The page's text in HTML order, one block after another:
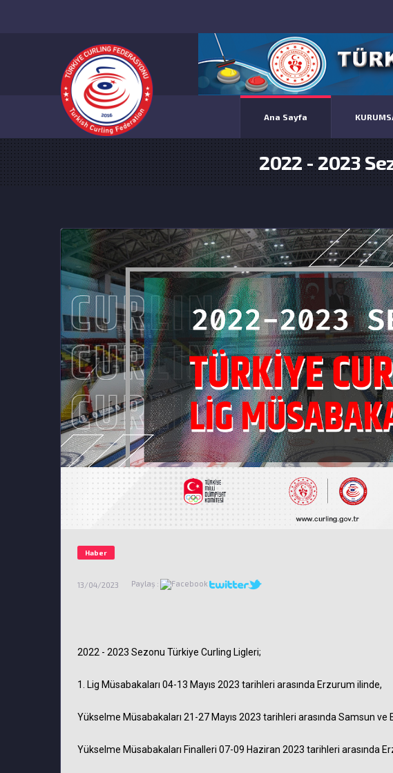
Ana Sayfa
2022 - 2023
Haber
13/04/2023 Paylaş :
2022 - 2023 Sezonu Türkiye Curling Ligleri;
1. Lig Müsabakaları 04-13 Mayıs 2023 tarihleri arasında Erzurum ilinde,
Yükselme Müsabakaları 21-27 Mayıs 2023 tarihleri arasında Samsun ve
Yükselme Müsabakaları Finalleri 07-09 Haziran 2023 tarihleri arasında